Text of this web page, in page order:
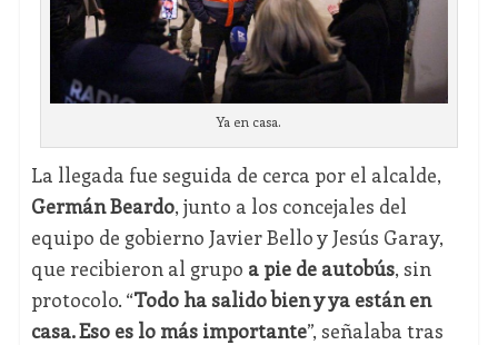
Ya en casa.
La llegada fue seguida de cerca por el alcalde,
Germán Beardo, junto a los concejales del
equipo de gobierno Javier Bello y Jesús Garay,
que recibieron al grupo a pie de autobús, sin
protocolo. “Todo ha salido bien y ya están en
casa. Eso es lo más importante”, señalaba tras